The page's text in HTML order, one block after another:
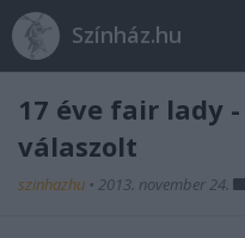
Színház.hu
17 éve fair lady -
válaszolt
szinhazhu • 2013. november 24.